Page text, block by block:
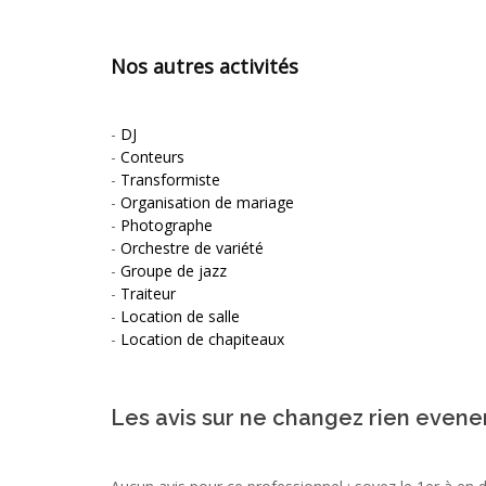
Nos autres activités
- DJ
- Conteurs
- Transformiste
- Organisation de mariage
- Photographe
- Orchestre de variété
- Groupe de jazz
- Traiteur
- Location de salle
- Location de chapiteaux
Les avis sur ne changez rien